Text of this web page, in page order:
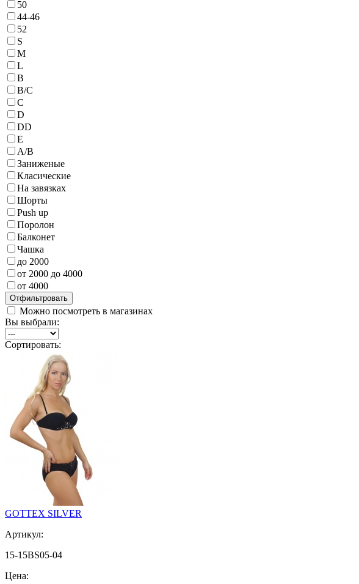
50
44-46
52
S
M
L
B
B/С
C
D
DD
E
А/В
Заниженые
Класические
На завязках
Шорты
Push up
Поролон
Балконет
Чашка
до 2000
от 2000 до 4000
от 4000
Можно посмотреть в магазинах
Вы выбрали:
Сортировать:
GOTTEX SILVER
Артикул:
15-15BS05-04
Цена: